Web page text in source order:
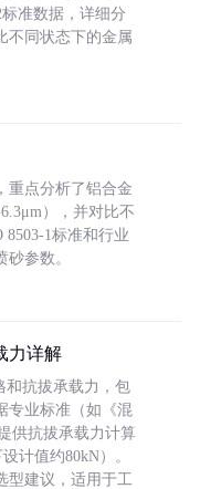
准数据，详细分
不同状态下的金属
重点分析了铝合金
），并对比不
8503-1标准和行业
参数。
力详解
和抗拔承载力，包
专业标准（如《混
供抗拔承载力计算
计值约80kN）。
型建议，适用于工